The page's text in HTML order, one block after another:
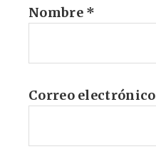
Nombre *
Correo electrónico